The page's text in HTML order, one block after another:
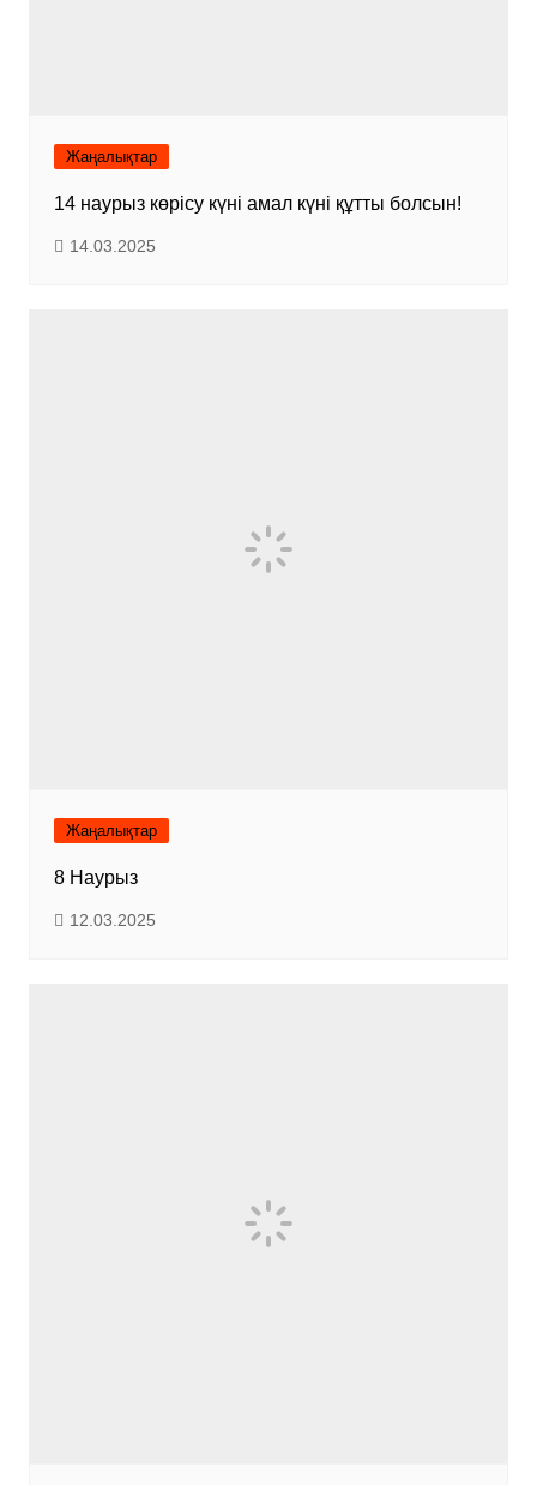
Жаңалықтар
14 наурыз көрісу күні амал күні құтты болсын!
14.03.2025
Жаңалықтар
8 Наурыз
12.03.2025